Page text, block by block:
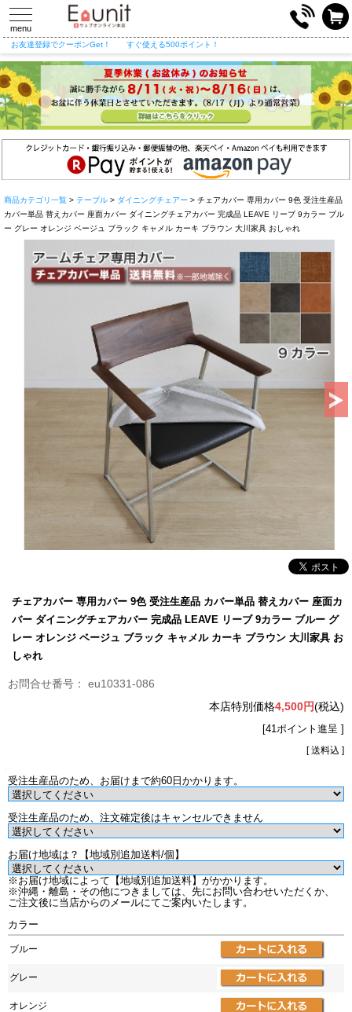
toggle
navigation
menu
お友達登録でクーポンGet！ すぐ使える500ポイント！
商品カテゴリ一覧 > テーブル > ダイニングチェアー > チェアカバー 専用カバー 9色 受注生産品
カバー単品 替えカバー 座面カバー ダイニングチェアカバー 完成品 LEAVE リーブ 9カラー ブル
ー グレー オレンジ ベージュ ブラック キャメル カーキ ブラウン 大川家具 おしゃれ
チェアカバー 専用カバー 9色 受注生産品 カバー単品 替えカバー 座面カ
バー ダイニングチェアカバー 完成品 LEAVE リーブ 9カラー ブルー グ
レー オレンジ ベージュ ブラック キャメル カーキ ブラウン 大川家具 お
しゃれ
eu10331-086
本店特別価格4,500円(税込)
[41ポイント進呈 ]
[ 送料込 ]
受注生産品のため、お届けまで約60日かかります。
受注生産品のため、注文確定後はキャンセルできません
お届け地域は？【地域別追加送料/個】
※お届け地域によって【地域別追加送料】がかかります。
※沖縄・離島・その他につきましては、先にお問い合わせいただくか、
ご注文後に当店からのメールにてご案内いたします。
カラー
ブルー
グレー
オレンジ